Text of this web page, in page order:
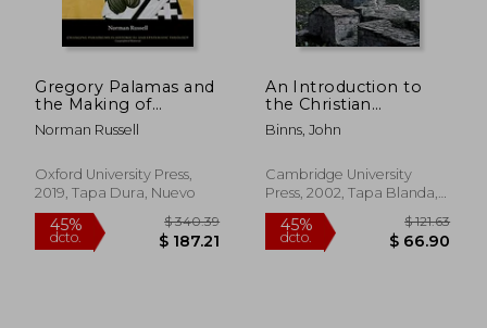
Gregory Palamas and
the Making of
Palamism in the
Modern age
in Historical and
Systematic Theology)
Norman Russell
Oxford University Press,
2019, Tapa Dura, Nuevo
An Introduction to
the Christian
Orthodox Churches
Paperback
Religion) (en Inglés)
Binns, John
Cambridge University
Press, 2002, Tapa Blanda,
Nuevo